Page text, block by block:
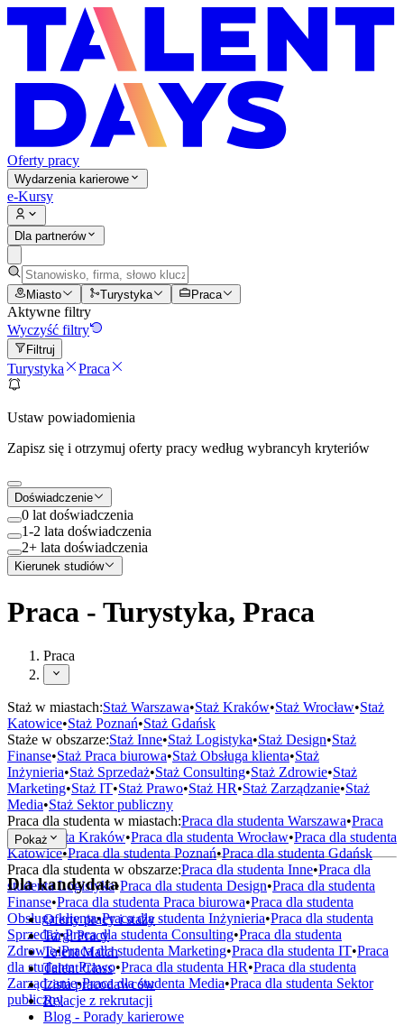
Oferty pracy
Wydarzenia karierowe
e-Kursy
Dla partnerów
Miasto Turystyka Praca
Aktywne filtry
Wyczyść filtry
Filtruj
Turystyka Praca
Ustaw powiadomienia
Zapisz się i otrzymuj oferty pracy według wybrancyh kryteriów
Doświadczenie
0 lat doświadczenia
1-2 lata doświadczenia
2+ lata doświadczenia
Kierunek studiów
Praca - Turystyka, Praca
Praca
Staż w miastach:Staż Warszawa•Staż Kraków•Staż Wrocław•Staż
Katowice•Staż Poznań•Staż Gdańsk
Staże w obszarze:Staż Inne•Staż Logistyka•Staż Design•Staż
Finanse•Staż Praca biurowa•Staż Obsługa klienta•Staż
Inżynieria•Staż Sprzedaż•Staż Consulting•Staż Zdrowie•Staż
Marketing•Staż IT•Staż Prawo•Staż HR•Staż Zarządzanie•Staż
Media•Staż Sektor publiczny
Praca dla studenta w miastach:Praca dla studenta Warszawa•Praca
dla studenta Kraków•Praca dla studenta Wrocław•Praca dla studenta
Katowice•Praca dla studentaPoznań•Praca dla studentaGdańsk
Praca dla studenta w obszarze:Praca dla studenta Inne•Praca dla
studentaLogistyka•Praca dla studenta Design•Praca dla studenta
Finanse•Praca dla studenta Praca biurowa•Praca dla studenta
Obsługa klienta•Praca dla studenta Inżynieria•Praca dla studenta
Sprzedaż•Praca dla studenta Consulting•Praca dla studenta
Zdrowie•Praca dla studenta Marketing•Praca dla studenta IT•Praca
dla studentaPrawo•Praca dla studenta HR•Praca dla studenta
Zarządzanie•Praca dla studenta Media•Praca dla studenta Sektor
publiczny
Pokaż
Dla kandydata
Oferty pracy i staży
Targi Pracy
Talent Match
Talent Class
Lista pracodawców
Relacje z rekrutacji
Blog - Porady karierowe